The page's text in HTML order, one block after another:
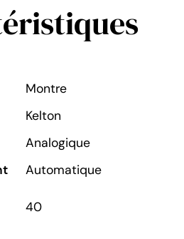
Montre
Kelton
Analogique
Automatique
40